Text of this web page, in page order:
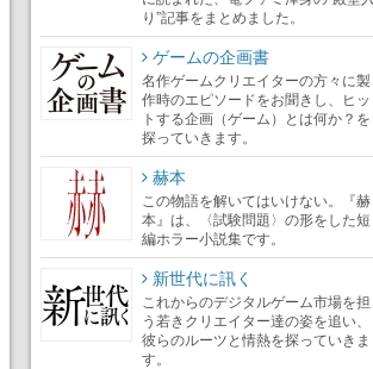
り”記事をまとめました。
ゲームの企画書
名作ゲームクリエイターの方々に製
作時のエピソードをお聞きし、ヒッ
トする企画（ゲーム）とは何か？を
探っていきます。
赫本
この物語を解いてはいけない。『赫
本』は、〈試験問題〉の形をした短
編ホラー小説集です。
新世代に訊く
これからのデジタルゲーム市場を担
う若きクリエイター達の姿を追い、
彼らのルーツと情熱を探っていきま
す。